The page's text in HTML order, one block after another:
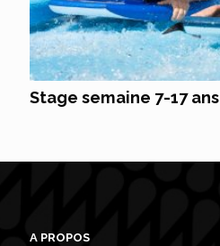
Stage semaine 7-17 ans
A PROPOS